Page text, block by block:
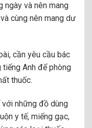
ngày và nên mang
cùng nên mang dư
cần yêu cầu bác
Anh để phòng
thuốc.
những đồ dùng
y tế, miếng gạc,